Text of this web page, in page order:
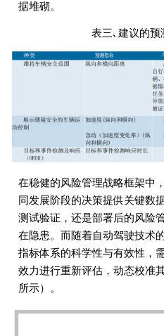
据堆砌。
表三､建议的预
在稳健的风险管理战略框架中
同发展阶段的决策提供关键数
测试验证，还是部署后的风险
在隐患。而随着自动驾驶技术
指标体系的科学性与有效性，
效力进行重新评估，动态校准
所示）。